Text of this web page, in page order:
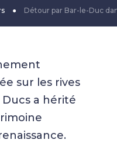
● Détour par Bar-le-Duc
sur les rives
Ducs a hérité